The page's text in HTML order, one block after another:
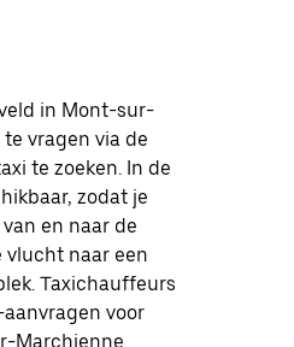
in Mont-sur-
vragen via de
te zoeken. In de
zodat je
en naar de
vlucht naar een
Taxichauffeurs
voor
Marchienne.